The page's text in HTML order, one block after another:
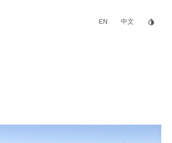
EN 中文 invert_colors